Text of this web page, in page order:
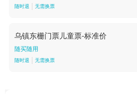
随时退 无需换票
乌镇东栅门票儿童票-标准价
随买随用
随时退 无需换票